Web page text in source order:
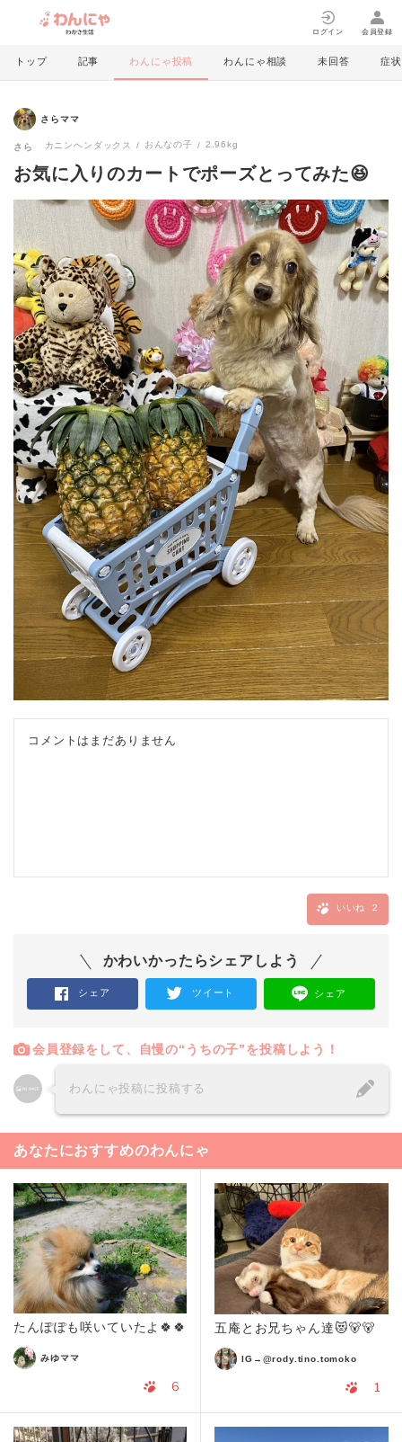
ログイン 会員登録
トップ 記事 わんにゃ投稿 わんにゃ相談 未回答 症状
さらママ
さら カニンヘンダックス おんなの子 2.96kg
お気に入りのカートでポーズとってみた😆
コメントはまだありません
いいね 2
かわいかったらシェアしよう
シェア ツイート シェア
会員登録をして、自慢の“うちの子”を投稿しよう！
わんにゃ投稿に投稿する
あなたにおすすめのわんにゃ
たんぽぽも咲いていたよ🍀🍀
みゆママ
6
五庵とお兄ちゃん達😻🐻🐻
IG→@rody.tino.tomoko
1